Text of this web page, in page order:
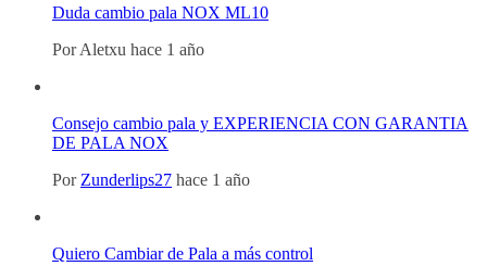
Duda cambio pala NOX ML10
PorAletxu hace 1 año
Consejo cambio pala y EXPERIENCIA CON GARANTIA
DE PALA NOX
Por Zunderlips27 hace 1 año
Quiero Cambiar de Pala a más control